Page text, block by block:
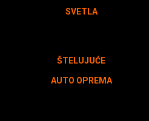
SVETLA
ŠTELUJUĆE
AUTO OPREMA